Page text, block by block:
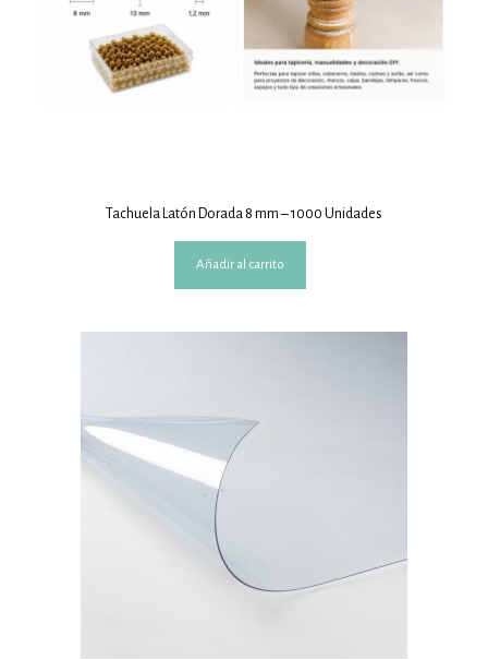
Tachuela Latón Dorada 8 mm – 1000 Unidades
Añadir al carrito